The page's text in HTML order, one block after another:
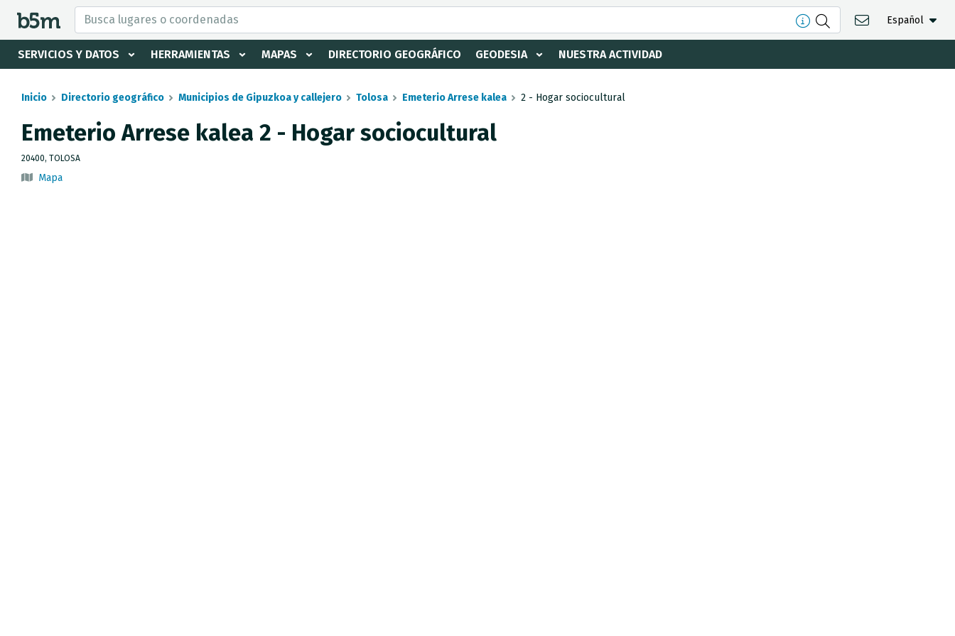
Español
SERVICIOS Y DATOS HERRAMIENTAS MAPAS DIRECTORIO GEOGRÁFICO GEODESIA NUESTRA ACTIVIDAD
Buscador y directorio
Inicio Directorio geográfico Municipios de Gipuzkoa y callejero Tolosa Emeterio Arrese kalea 2 - Hogar sociocultural
Emeterio Arrese kalea 2 - Hogar sociocultural
20400, TOLOSA
Mapa